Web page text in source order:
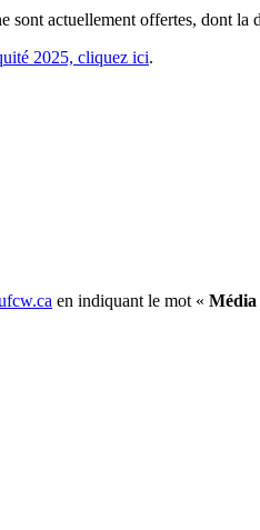
sont actuellement offertes, dont
2025, cliquez ici.
en indiquant le mot « Média